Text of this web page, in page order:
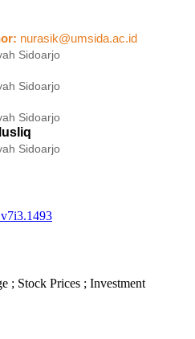
nurasik@umsida.ac.id
Sidoarjo
Sidoarjo
Sidoarjo
Sidoarjo
; Stock Prices ; Investment